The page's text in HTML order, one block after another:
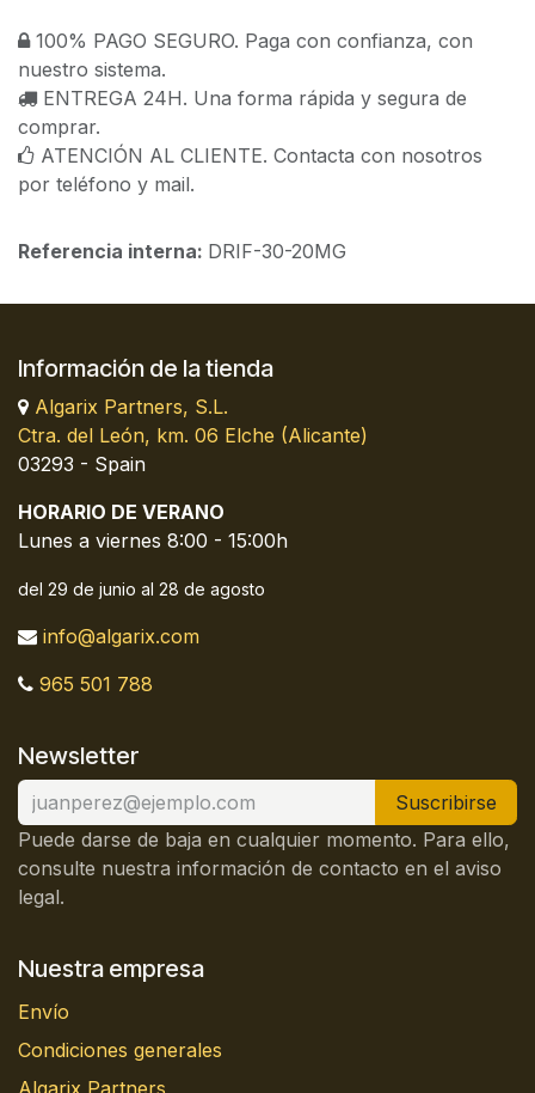
100% PAGO SEGURO. Paga con confianza, con
nuestro sistema.
ENTREGA 24H. Una forma rápida y segura de
comprar.
ATENCIÓN AL CLIENTE. Contacta con nosotros
por teléfono y mail.
Referencia interna: DRIF-30-20MG
Información de la tienda
Algarix Partners, S.L.
Ctra. del León, km. 06 Elche (Alicante)
03293 - Spain
HORARIO DE VERANO
Lunes a viernes 8:00 - 15:00h
del 29 de junio al 28 de agosto
info@algarix.com
965 501 788
Newsletter
Suscribirse
Puede darse de baja en cualquier momento. Para ello,
consulte nuestra información de contacto en el aviso
legal.
Nuestra empresa
Envío
Condiciones generales
Algarix Partners